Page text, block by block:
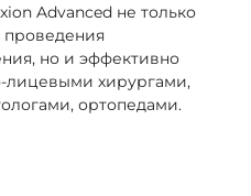
Advanced не только
проведения
но и эффективно
лицевыми хирургами,
ортопедами.